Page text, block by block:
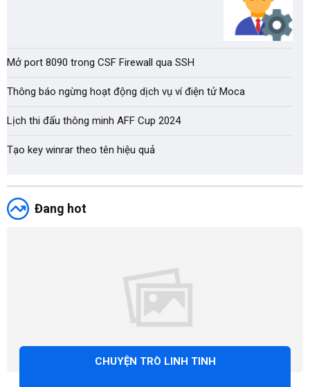
Mở port 8090 trong CSF Firewall qua SSH
Thông báo ngừng hoạt động dịch vụ ví điện tử Moca
Lịch thi đấu thông minh AFF Cup 2024
Tạo key winrar theo tên hiệu quả
Đang hot
CHUYỆN TRÒ LINH TINH